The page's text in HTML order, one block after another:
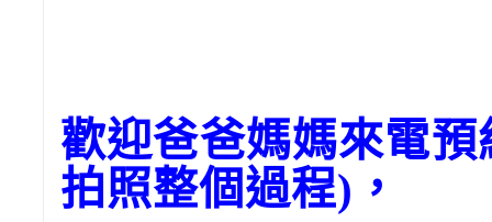
歡迎爸爸媽媽來電
拍照整個過程)，